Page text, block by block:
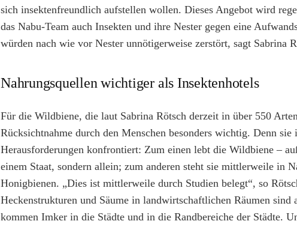
sich insektenfreundlich aufstellen wollen. Dieses Angebot wird
das Nabu-Team auch Insekten und ihre Nester gegen eine
würden nach wie vor Nester unnötigerweise zerstört, sagt Sabrina
Nahrungsquellen wichtiger als Insektenhotels
Für die Wildbiene, die laut Sabrina Rötsch derzeit in über 550
Rücksichtnahme durch den Menschen besonders wichtig. Denn
Herausforderungen konfrontiert: Zum einen lebt die Wildbiene –
einem Staat, sondern allein; zum anderen steht sie mittlerweile in
Honigbienen. „Dies ist mittlerweile durch Studien belegt“, so
Heckenstrukturen und Säume in landwirtschaftlichen Räumen sind
kommen Imker in die Städte und in die Randbereiche der Städte.